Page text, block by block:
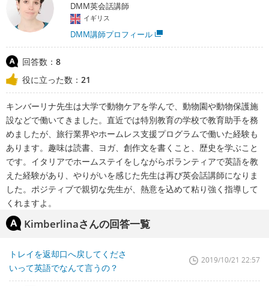
DMM英会話講師
イギリス
DMM講師プロフィール
回答数： 8
役に立った数： 21
キンバーリナ先生は大学で動物ケアを学んで、動物園や動物保護施
設などで働いてきました。直近では特別教育の学校で教育助手を務
めましたが、旅行業界やホームレス支援プログラムで働いた経験も
あります。趣味は読書、ヨガ、創作文を書くこと、歴史を学ぶこと
です。イタリアでホームステイをしながらボランティアで英語を教
えた経験があり、やりがいを感じた先生は再び英会話講師になりま
した。ポジティブで親切な先生が、熱意を込めて粘り強く指導して
くれますよ。
Kimberlinaさんの回答一覧
トレイを返却口へ戻してくださ
いって英語でなんて言うの？
2019/10/21 22:57